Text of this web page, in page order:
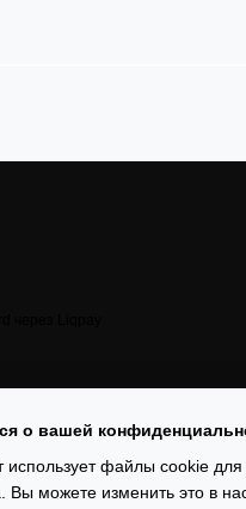
о вашей
использует файлы cookie
Вы можете изменить это в